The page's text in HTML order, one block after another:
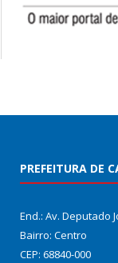
PREFEITURA DE
End.: Av. Deputado
Bairro: Centro
CEP: 68840-000